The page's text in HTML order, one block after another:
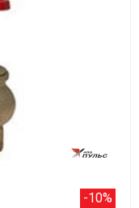
-10%